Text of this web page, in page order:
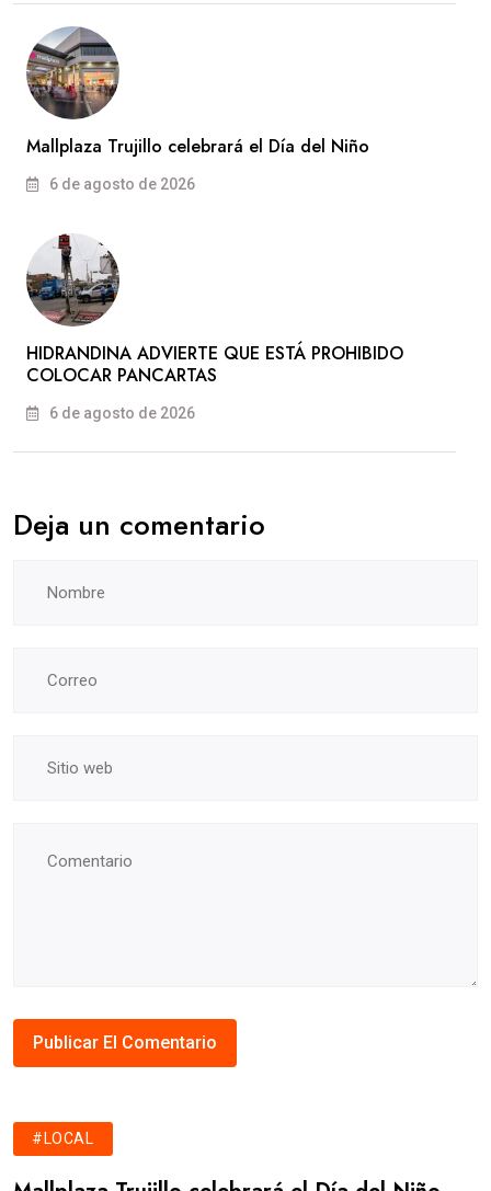
Mallplaza Trujillo celebrará el Día del Niño
6 de agosto de 2026
HIDRANDINA ADVIERTE QUE ESTÁ PROHIBIDO
COLOCAR PANCARTAS
6 de agosto de 2026
Deja un comentario
#LOCAL